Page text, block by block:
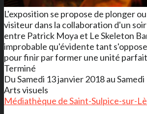
L'exposition se propose de plonger
visiteur dans la collaboration d'un
entre Patrick Moya et Le Skeleton
improbable qu'évidente tant
pour finir par former une unité
Terminé
Du Samedi 13 janvier 2018 au
Arts visuels
Médiathèque de Saint-Sulpice-sur-